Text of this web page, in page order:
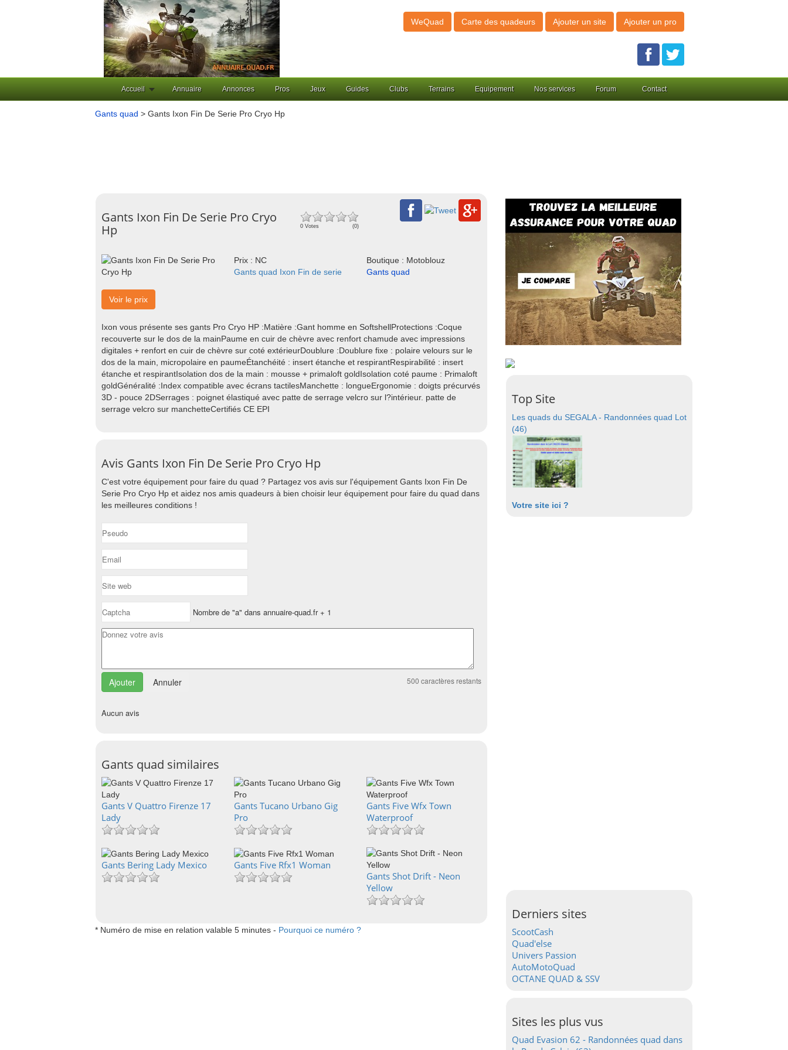
WeQuad Carte des quadeurs Ajouter un site Ajouter un pro
Accueil Annuaire Annonces Pros Jeux Guides Clubs Terrains Equipement Nos services Forum Contact
Gants quad > Gants Ixon Fin De Serie Pro Cryo Hp
Gants Ixon Fin De Serie Pro Cryo
Hp
0 Votes (0)
Prix : NC
Boutique : Motoblouz
Gants quad Ixon Fin de serie
Gants quad
Voir le prix
Ixon vous présente ses gants Pro Cryo HP :Matière :Gant homme en SoftshellProtections :Coque
recouverte sur le dos de la mainPaume en cuir de chèvre avec renfort chamude avec impressions
digitales + renfort en cuir de chèvre sur coté extérieurDoublure :Doublure fixe : polaire velours sur le
dos de la main, micropolaire en paumeÉtanchéité : insert étanche et respirantRespirabilité : insert
étanche et respirantIsolation dos de la main : mousse + primaloft goldIsolation coté paume : Primaloft
goldGénéralité :Index compatible avec écrans tactilesManchette : longueErgonomie : doigts précurvés
3D - pouce 2DSerrages : poignet élastiqué avec patte de serrage velcro sur l?intérieur. patte de
serrage velcro sur manchetteCertifiés CE EPI
Avis Gants Ixon Fin De Serie Pro Cryo Hp
C'est votre équipement pour faire du quad ? Partagez vos avis sur l'équipement Gants Ixon Fin De
Serie Pro Cryo Hp et aidez nos amis quadeurs à bien choisir leur équipement pour faire du quad dans
les meilleures conditions !
Nombre de "a" dans annuaire-quad.fr + 1
Annuler 500 caractères restants
Aucun avis
Gants quad similaires
Gants V Quattro Firenze 17
Lady
Gants Tucano Urbano Gig
Pro
Gants Five Wfx Town
Waterproof
Gants Bering Lady Mexico
Gants Five Rfx1 Woman
Gants Shot Drift - Neon
Yellow
* Numéro de mise en relation valable 5 minutes - Pourquoi ce numéro ?
Top Site
Les quads du SEGALA - Randonnées quad Lot
(46)
Votre site ici ?
Derniers sites
ScootCash
Quad'else
Univers Passion
AutoMotoQuad
OCTANE QUAD & SSV
Sites les plus vus
Quad Evasion 62 - Randonnées quad dans